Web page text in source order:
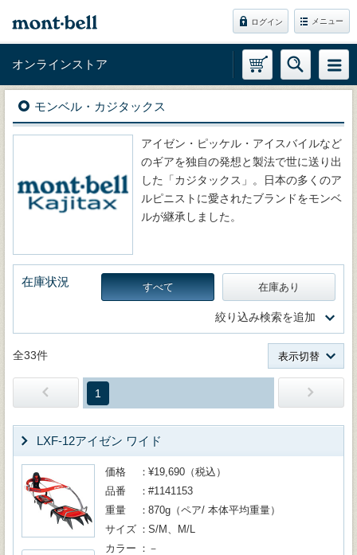
ログイン メニュー
オンラインストア
モンベル・カジタックス
アイゼン・ピッケル・アイスバイルなど
のギアを独自の発想と製法で世に送り出
した「カジタックス」。日本の多くのア
ルピニストに愛されたブランドをモンベ
ルが継承しました。
在庫状況 すべて 在庫あり
絞り込み検索を追加
全33件 表示切替
1
LXF-12アイゼン ワイド
価格
¥19,690（税込）
品番
#1141153
重量
870g（ペア/ 本体平均重量）
サイズ
S/M、M/L
カラー
－